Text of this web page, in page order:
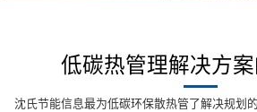
低碳热管理解决方
沈氏节能信息最为低碳环保散热管了解决规划